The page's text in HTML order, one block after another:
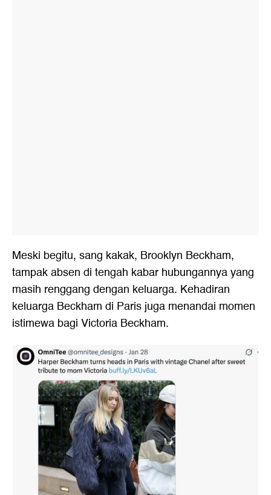
Meski begitu, sang kakak, Brooklyn Beckham,
tampak absen di tengah kabar hubungannya yang
masih renggang dengan keluarga. Kehadiran
keluarga Beckham di Paris juga menandai momen
istimewa bagi Victoria Beckham.